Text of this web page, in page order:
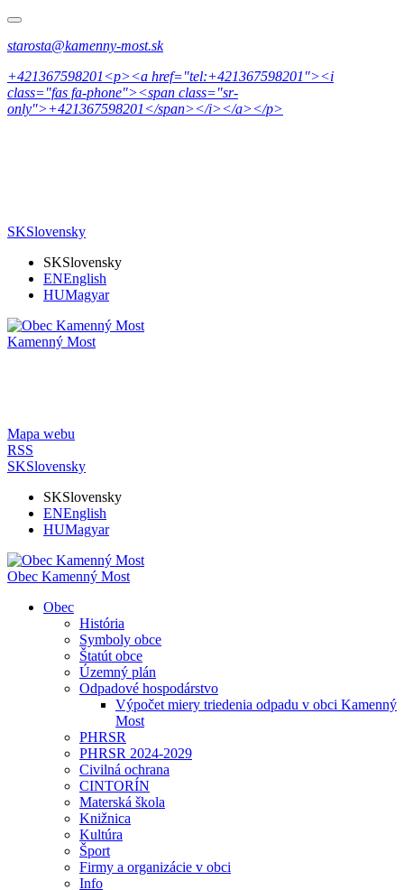
starosta@kamenny-most.sk
+421367598201<p><a href="tel:+421367598201"><i
class="fas fa-phone"><span class="sr-
only">+421367598201</span></i></a></p>
SKSlovensky
SKSlovensky
ENEnglish
HUMagyar
Kamenný Most
Mapa webu
RSS
SKSlovensky
SKSlovensky
ENEnglish
HUMagyar
Obec Kamenný Most
Obec
História
Symboly obce
Štatút obce
Územný plán
Odpadové hospodárstvo
Výpočet miery triedenia odpadu v obci Kamenný
Most
PHRSR
PHRSR 2024-2029
Civilná ochrana
CINTORÍN
Materská škola
Knižnica
Kultúra
Šport
Firmy a organizácie v obci
Info